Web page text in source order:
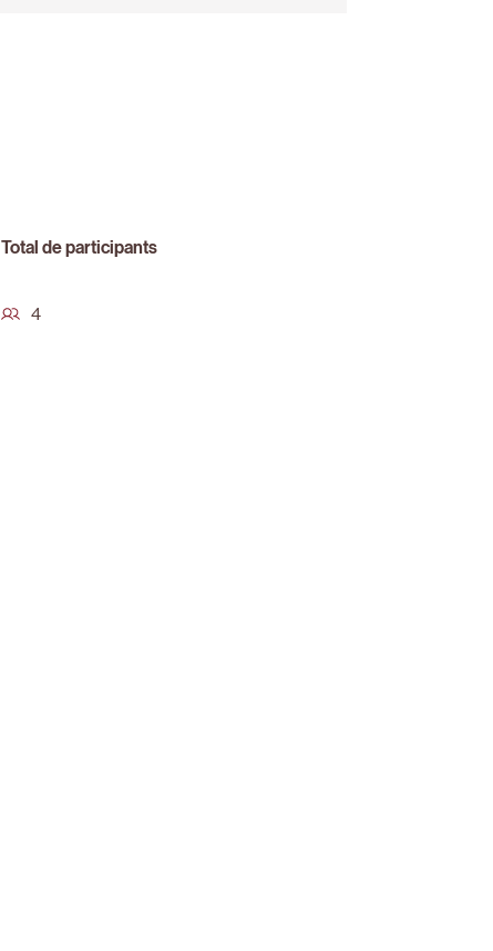
Total de participants
4